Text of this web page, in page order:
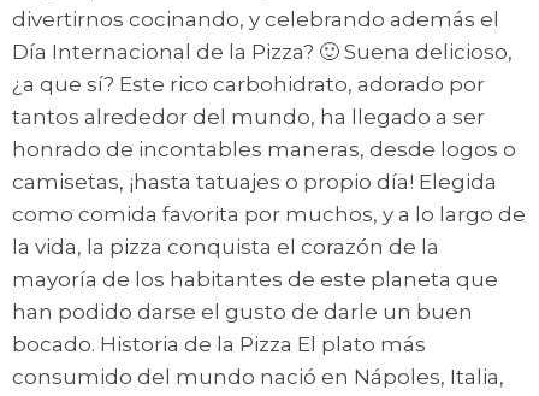
divertirnos cocinando, y celebrando además el
Día Internacional de la Pizza? 🙂 Suena delicioso,
¿a que sí? Este rico carbohidrato, adorado por
tantos alrededor del mundo, ha llegado a ser
honrado de incontables maneras, desde logos o
camisetas, ¡hasta tatuajes o propio día! Elegida
como comida favorita por muchos, y a lo largo de
la vida, la pizza conquista el corazón de la
mayoría de los habitantes de este planeta que
han podido darse el gusto de darle un buen
bocado. Historia de la Pizza El plato más
consumido del mundo nació en Nápoles, Italia,